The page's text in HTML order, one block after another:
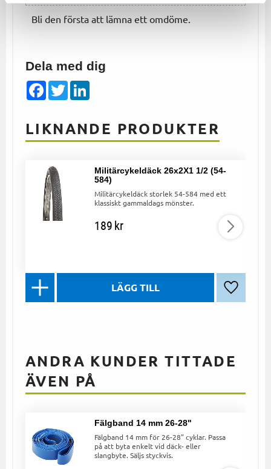
Dela med dig
Facebook
Twitter
Bli den första att lämna ett omdöme.
LIKNANDE PRODUKTER
Militärcykeldäck 26x2X1 1/2 (54-
584)
Militärcykeldäck storlek 54-584 med ett
klassiskt gammaldags mönster.
189kr
Lägg till
ANDRA KUNDER TITTADE
ÄVEN PÅ
Fälgband 14 mm 26-28"
Fälgband 14 mm för 26-28" cyklar. Passa
på att byta enkelt vid däck- eller
slangbyte. Säljs styckvis.